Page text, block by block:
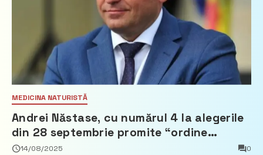
MEDICINA NATURISTĂ
Andrei Năstase, cu numărul 4 la alegerile
din 28 septembrie promite “ordine
europeană” și 10 miliarde pentru cetățeni
14/08/2025 0